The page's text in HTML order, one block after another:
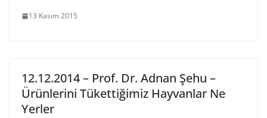
13 Kasım 2015
12.12.2014 – Prof. Dr. Adnan Şehu –
Ürünlerini Tükettiğimiz Hayvanlar Ne
Yerler